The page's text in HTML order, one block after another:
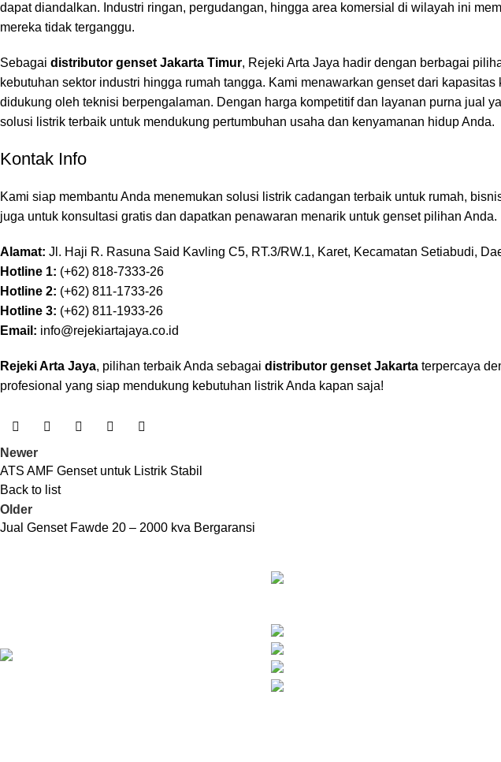
dapat diandalkan. Industri ringan, pergudangan, hingga area komersial di wilayah ini
mereka tidak terganggu.
Sebagai distributor genset Jakarta Timur, Rejeki Arta Jaya hadir dengan berbagai
kebutuhan sektor industri hingga rumah tangga. Kami menawarkan genset dari
didukung oleh teknisi berpengalaman. Dengan harga kompetitif dan layanan purna jual
solusi listrik terbaik untuk mendukung pertumbuhan usaha dan kenyamanan hidup Anda.
Kontak Info
Kami siap membantu Anda menemukan solusi listrik cadangan terbaik untuk rumah,
juga untuk konsultasi gratis dan dapatkan penawaran menarik untuk genset pilihan Anda.
Alamat: Jl. Haji R. Rasuna Said Kavling C5, RT.3/RW.1, Karet, Kecamatan Setiabudi,
Hotline 1: (+62) 818-7333-26
Hotline 2: (+62) 811-1733-26
Hotline 3: (+62) 811-1933-26
Email: info@rejekiartajaya.co.id
Rejeki Arta Jaya, pilihan terbaik Anda sebagai distributor genset Jakarta terpercaya
profesional yang siap mendukung kebutuhan listrik Anda kapan saja!
Newer
ATS AMF Genset untuk Listrik Stabil
Back to list
Older
Jual Genset Fawde 20 – 2000 kva Bergaransi